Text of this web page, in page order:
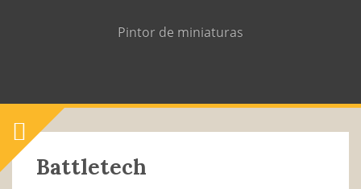
Pintor de miniaturas
Battletech